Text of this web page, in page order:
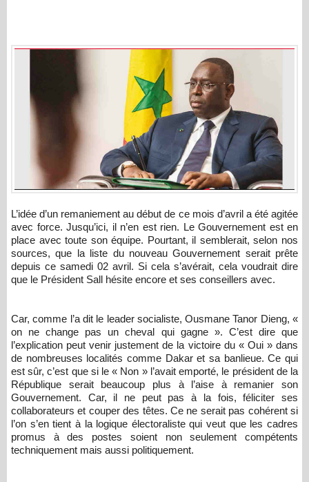
L’idée d’un remaniement au début de ce mois d’avril a été agitée
avec force. Jusqu’ici, il n’en est rien. Le Gouvernement est en
place avec toute son équipe. Pourtant, il semblerait, selon nos
sources, que la liste du nouveau Gouvernement serait prête
depuis ce samedi 02 avril. Si cela s’avérait, cela voudrait dire
que le Président Sall hésite encore et ses conseillers avec.
Car, comme l’a dit le leader socialiste, Ousmane Tanor Dieng, «
on ne change pas un cheval qui gagne ». C’est dire que
l’explication peut venir justement de la victoire du « Oui » dans
de nombreuses localités comme Dakar et sa banlieue. Ce qui
est sûr, c’est que si le « Non » l’avait emporté, le président de la
République serait beaucoup plus à l’aise à remanier son
Gouvernement. Car, il ne peut pas à la fois, féliciter ses
collaborateurs et couper des têtes. Ce ne serait pas cohérent si
l’on s’en tient à la logique électoraliste qui veut que les cadres
promus à des postes soient non seulement compétents
techniquement mais aussi politiquement.